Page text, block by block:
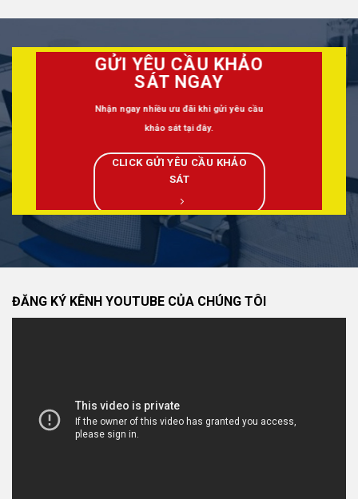
GỬI YÊU CẦU KHẢO
SÁT NGAY
Nhận ngay nhiều ưu đãi khi gửi yêu cầu
khảo sát tại đây.
CLICK GỬI YÊU CẦU KHẢO
SÁT
ĐĂNG KÝ KÊNH YOUTUBE CỦA CHÚNG TÔI